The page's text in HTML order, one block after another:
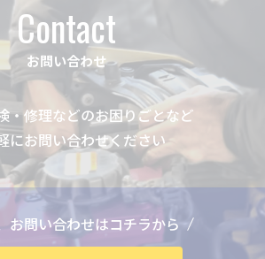
Contact
お問い合わせ
・修理などのお困りごとなど
にお問い合わせください
お問い合わせはコチラから